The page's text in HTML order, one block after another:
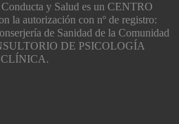
y Salud es un CENTRO
la autorización con nº de registro:
de Sanidad de la Comunidad
DE PSICOLOGÍA
CLÍNICA.